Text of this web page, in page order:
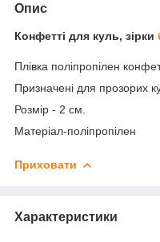
Опис
Конфетті для куль, зірки
Плівка поліпропілен
Призначені для прозорих
Розмір - 2 см.
Матеріал-поліпропілен
Приховати
Характеристики